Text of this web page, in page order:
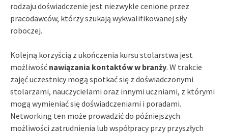
rodzaju doświadczenie jest niezwykle cenione przez
pracodawców, którzy szukają wykwalifikowanej siły
roboczej.
Kolejną korzyścią z ukończenia kursu stolarstwa jest
możliwość nawiązania kontaktów w branży. W trakcie
zajęć uczestnicy mogą spotkać się z doświadczonymi
stolarzami, nauczycielami oraz innymi uczniami, z którymi
mogą wymieniać się doświadczeniami i poradami.
Networking ten może prowadzić do późniejszych
możliwości zatrudnienia lub współpracy przy przyszłych